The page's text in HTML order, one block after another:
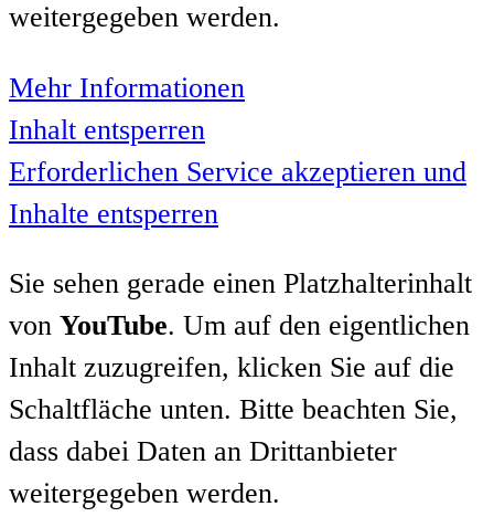
weitergegeben werden.
Mehr Informationen
Inhalt entsperren
Erforderlichen Service akzeptieren und
Inhalte entsperren
Sie sehen gerade einen Platzhalterinhalt
von YouTube. Um auf den eigentlichen
Inhalt zuzugreifen, klicken Sie auf die
Schaltfläche unten. Bitte beachten Sie,
dass dabei Daten an Drittanbieter
weitergegeben werden.